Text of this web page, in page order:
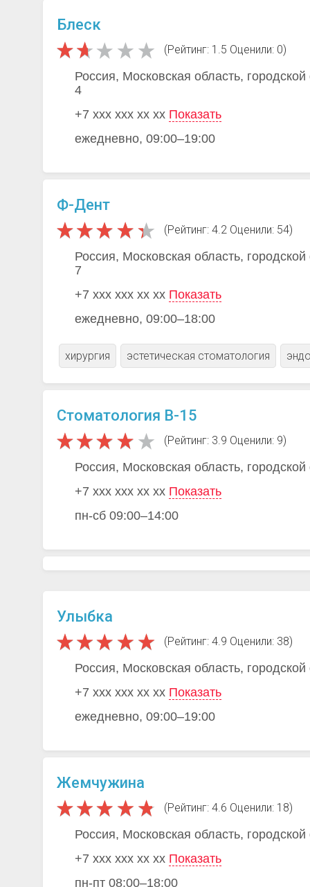
Блеск
(Рейтинг: 1.5 Оценили: 0)
Россия, Московская область,
4
+7 xxx xxx xx xx Показать
ежедневно, 09:00–19:00
Ф-Дент
(Рейтинг: 4.2 Оценили: 54)
Россия, Московская область,
7
+7 xxx xxx xx xx Показать
ежедневно, 09:00–18:00
хирургия эстетическая стоматология
Стоматология В-15
(Рейтинг: 3.9 Оценили: 9)
Россия, Московская область,
+7 xxx xxx xx xx Показать
пн-сб 09:00–14:00
Улыбка
(Рейтинг: 4.9 Оценили: 38)
Россия, Московская область,
+7 xxx xxx xx xx Показать
ежедневно, 09:00–19:00
Жемчужина
(Рейтинг: 4.6 Оценили: 18)
Россия, Московская область,
+7 xxx xxx xx xx Показать
пн-пт 08:00–18:00